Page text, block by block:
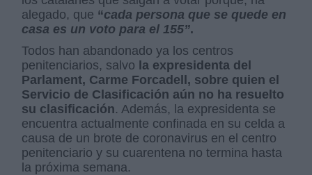
alegado, que “cada persona que se quede en
casa es un voto para el 155”.
Todos han abandonado ya los centros
penitenciarios, salvo la expresidenta del
Parlament, Carme Forcadell, sobre quien el
Servicio de Clasificación aún no ha resuelto
su clasificación. Además, la expresidenta se
encuentra actualmente confinada en su celda a
causa de un brote de coronavirus en el centro
penitenciario y su cuarentena no termina hasta
la próxima semana.